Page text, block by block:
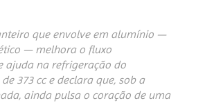
que envolve em alumínio —
— melhora o fluxo
ajuda na refrigeração do
373 cc e declara que, sob a
ainda pulsa o coração de uma